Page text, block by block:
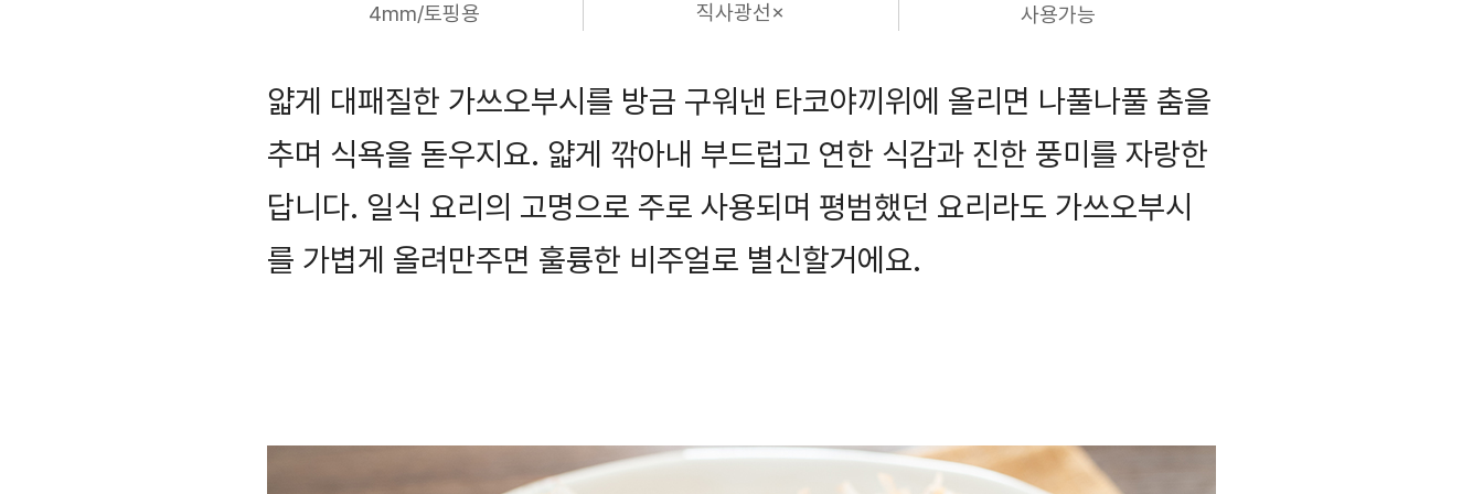
4mm/토핑용 직사광선× 사용가능
얇게 대패질한 가쓰오부시를 방금 구워낸 타코야끼위에 올리면 나풀나풀 춤을
추며 식욕을 돋우지요. 얇게 깎아내 부드럽고 연한 식감과 진한 풍미를 자랑한
답니다. 일식 요리의 고명으로 주로 사용되며 평범했던 요리라도 가쓰오부시
를 가볍게 올려만주면 훌륭한 비주얼로 별신할거에요.